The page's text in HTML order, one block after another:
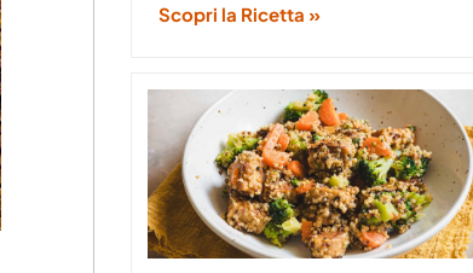
Scopri la Ricetta »